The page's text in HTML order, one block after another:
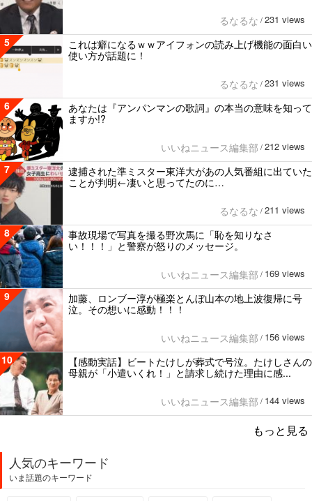
るなるな / 231 views
5
これは癖になるｗｗアイフォンの読み上げ機能の面白い
使い方が話題に！
るなるな / 231 views
6
あなたは『アンパンマンの歌詞』の本当の意味を知って
ますか!?
いいねニュース編集部 / 212 views
7
逮捕された準ミスター東洋大があの人気番組に出ていた
ことが判明←凄いと思ってたのに…
るなるな / 211 views
8
事故現場で写真を撮る野次馬に「恥を知りなさ
い！！！」と警察が怒りのメッセージ。
いいねニュース編集部 / 169 views
9
加藤、ロンブー淳が極楽とんぼ山本の地上波復帰に号
泣。その想いに感動！！！
いいねニュース編集部 / 156 views
10
【感動実話】ビートたけしが葬式で号泣。たけしさんの
母親が「小遣いくれ！」と請求し続けた理由に感...
いいねニュース編集部 / 144 views
もっと見る
人気のキーワード
いま話題のキーワード